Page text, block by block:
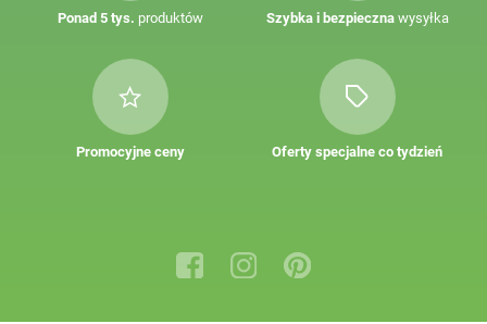
Ponad 5 tys. produktów Szybka i bezpiecznawysyłka
Promocyjne ceny Oferty specjalne co tydzień